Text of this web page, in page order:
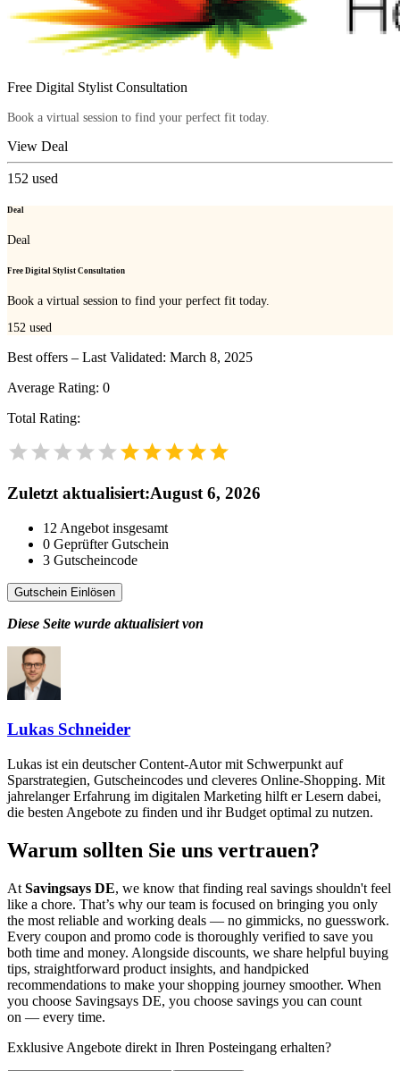
Free Digital Stylist Consultation
Book a virtual session to find your perfect fit today.
View Deal
152 used
Deal
Deal
Free Digital Stylist Consultation
Book a virtual session to find your perfect fit today.
152 used
Best offers – Last Validated: March 8, 2025
Average Rating: 0
Total Rating:
Zuletzt aktualisiert:August 6, 2026
12 Angebot insgesamt
0 Geprüfter Gutschein
3 Gutscheincode
Gutschein Einlösen
Diese Seite wurde aktualisiert von
Lukas Schneider
Lukas ist ein deutscher Content-Autor mit Schwerpunkt auf
Sparstrategien, Gutscheincodes und cleveres Online-Shopping. Mit
jahrelanger Erfahrung im digitalen Marketing hilft er Lesern dabei,
die besten Angebote zu finden und ihr Budget optimal zu nutzen.
Warum sollten Sie uns vertrauen?
At Savingsays DE, we know that finding real savings shouldn't feel
like a chore. That’s why our team is focused on bringing you only
the most reliable and working deals — no gimmicks, no guesswork.
Every coupon and promo code is thoroughly verified to save you
both time and money. Alongside discounts, we share helpful buying
tips, straightforward product insights, and handpicked
recommendations to make your shopping journey smoother. When
you choose Savingsays DE, you choose savings you can count
on — every time.
Exklusive Angebote direkt in Ihren Posteingang erhalten?